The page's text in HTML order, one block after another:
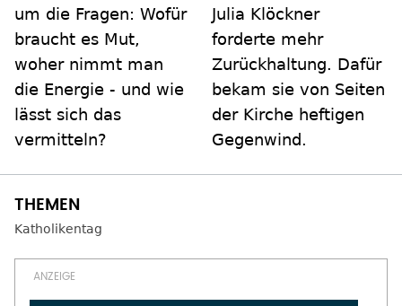
um die Fragen: Wofür
braucht es Mut,
woher nimmt man
die Energie - und wie
lässt sich das
vermitteln?
Julia Klöckner
forderte mehr
Zurückhaltung. Dafür
bekam sie von Seiten
der Kirche heftigen
Gegenwind.
Katholikentag